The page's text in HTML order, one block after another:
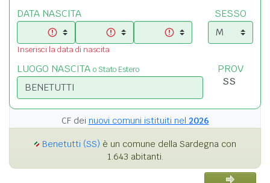
DATA NASCITA
Inserisci la data di nascita
SESSO
LUOGO NASCITA o Stato Estero PROV
CF dei nuovi comuni istituiti nel 2026
Benetutti (SS) è un comune della Sardegna con
1.643 abitanti.